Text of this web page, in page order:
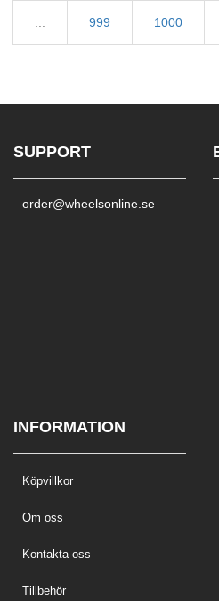
... 999 1000
SUPPORT
order@wheelsonline.se
INFORMATION
Köpvillkor
Om oss
Kontakta oss
Tillbehör